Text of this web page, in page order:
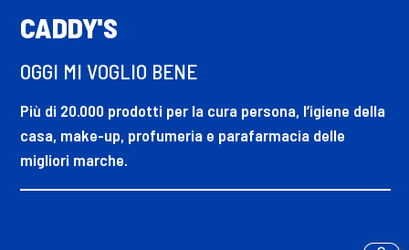
CADDY'S
OGGI MI VOGLIO BENE
Più di 20.000 prodotti per la cura persona, l’igiene della
casa, make-up, profumeria e parafarmacia delle
migliori marche.